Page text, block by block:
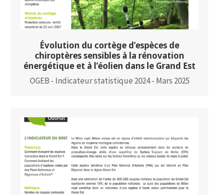
Évolution du cortège d’espèces de
chiroptères sensibles à la rénovation
énergétique et à l’éolien dans le Grand Est
OGEB - Indicateur statistique 2024 - Mars 2025